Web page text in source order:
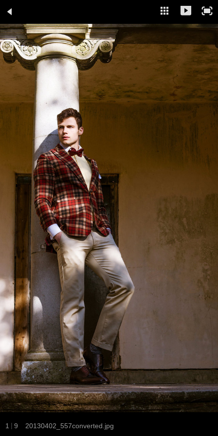
1 | 9 20130402_557converted.jpg